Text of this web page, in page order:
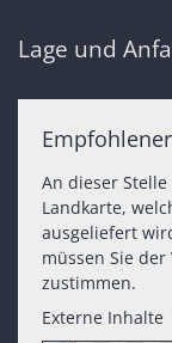
Lage und
An dieser
Landkarte,
ausgeliefert
müssen Sie
zustimmen.
Externe Inhalte